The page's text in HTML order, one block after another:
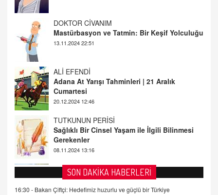
ALİ EFENDİ
Adana At Yarışı Tahminleri | 21 Aralık
Cumartesi
TUTKUNUN PERİSİ
Sağlıklı Bir Cinsel Yaşam ile İlgili Bilinmesi
Gerekenler
08.11.2024 13:16
FARUK ÖNALAN
Tezkere Onaylanmasaydı…
2 Kasım 2021 Salı 00:11
AV. DOĞAN CAN DOĞAN
Kişisel verilerin korunması ve dijital hukukun
gelişimi
SON DAKİKA HABERLERİ
16:30 - Bakan Çiftçi: Hedefimiz huzurlu ve güçlü bir Türkiye